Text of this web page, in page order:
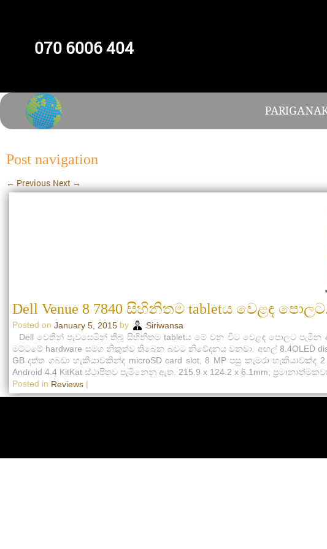
070 6006 404
Post navigation
← Previous Next →
Dell Venue 8 7840 සිහිනිතම tabletය වෙළඳ
Posted on January 5, 2015 by
Siriwansa
Dell වෙතින් පැවසෙමින් තිබූ සිහිනිතම tabletය මේ වන විට වෙළඳ පොලට පැමින
මට්ටමේ hardware සමග නිකුත්ව තිබෙන බවට නිවේදනය වනවා. අඟල් 8.4OLED
GB දත්ත ගබඩා හැකියාවකින්ද microSD card slot, 8 MP පසු කැමරා
Android 4.4 KitKat ස්ථාපිතව පැමිනෙනු ඇත. 215.9 x 124.2 x 6.1mm;
Posted in Reviews |